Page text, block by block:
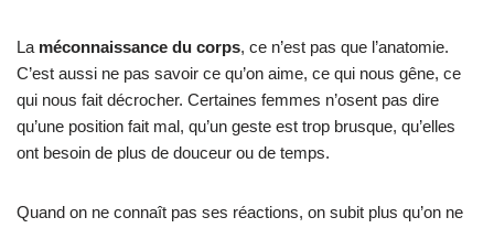
La méconnaissance du corps, ce n’est pas que l’anatomie.
C’est aussi ne pas savoir ce qu’on aime, ce qui nous gêne, ce
qui nous fait décrocher. Certaines femmes n’osent pas dire
qu’une position fait mal, qu’un geste est trop brusque, qu’elles
ont besoin de plus de douceur ou de temps.
Quand on ne connaît pas ses réactions, on subit plus qu’on ne